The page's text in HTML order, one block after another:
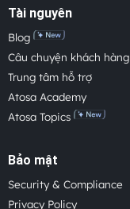
Tài nguyên
Blog
Câu chuyện khách hàng
Trung tâm hỗ trợ
Atosa Academy
Atosa Topics
Bảo mật
Security & Compliance
Privacy Policy